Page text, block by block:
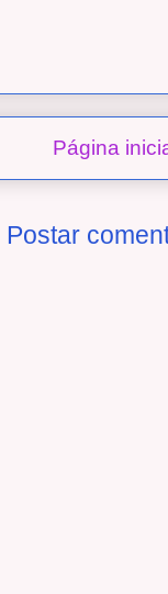
Página
Postar